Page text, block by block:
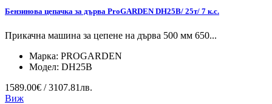
Бензинова цепачка за дърва ProGARDEN DH25B/ 25т/ 7 к.с.
Прикачна машина за цепене на дърва 500 мм 650...
Марка: PROGARDEN
Модел: DH25B
1589.00€ / 3107.81лв.
Виж